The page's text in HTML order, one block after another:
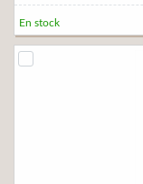
En stock